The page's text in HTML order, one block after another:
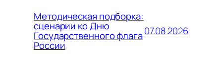
Методическая подборка:
сценарии ко Дню
Государственного флага
России
07.08.2026